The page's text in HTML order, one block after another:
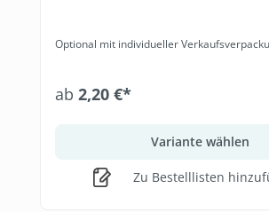
Optional mit individueller
ab 2,20 €*
Variante wählen
Zu Bestelllisten